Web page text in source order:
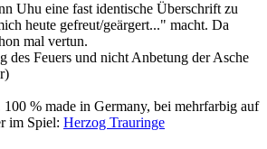
Uhu eine fast identische Überschrift zu
heute gefreut/geärgert..." macht. Da
mal vertun.
des Feuers und nicht Anbetung der Asche
100 % made in Germany, bei mehrfarbig auf
im Spiel: Herzog Trauringe